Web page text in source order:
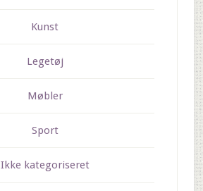
Kunst
Legetøj
Møbler
Sport
Ikke kategoriseret